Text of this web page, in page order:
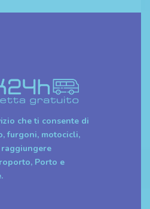
che ti consente di
furgoni, motocicli,
Porto e